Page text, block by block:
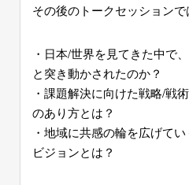
その後のトークセッションで
・日本/世界を見てきた中で
と突き動かされたのか？
・課題解決に向けた戦略/戦
のあり方とは？
・地域に共感の輪を広げて
ビジョンとは？